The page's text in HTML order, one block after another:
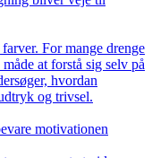
For mange drenge
at forstå sig selv på
hvordan
og trivsel.
motivationen